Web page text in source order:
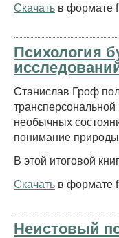
Скачать в формате
Психология
Станислав Гроф
трансперсональной
необычных
понимание природы
В этой итоговой
Скачать в формате
Неистовый